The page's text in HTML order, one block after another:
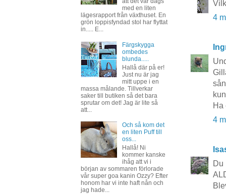
4
Ha
4
Du
med en liten
lägesrapport från växthuset. En
grön loppisfyndad stol har flyttat
in..... E...
Färgskygga
ombedes
blunda.....
Hallå där på er!
Just nu är jag
mitt uppe i en
massa målande. Tillverkar
saker till butiken så det bara
sprutar om det! Jag är lite så
att...
Och så kom det
en liten Puff till
oss...
Hallå! Ni
kommer kanske
ihåg att vi i
början av sommaren förlorade
vår super goa kanin Ozzy? Efter
honom har vi inte haft nån och
jag hade...